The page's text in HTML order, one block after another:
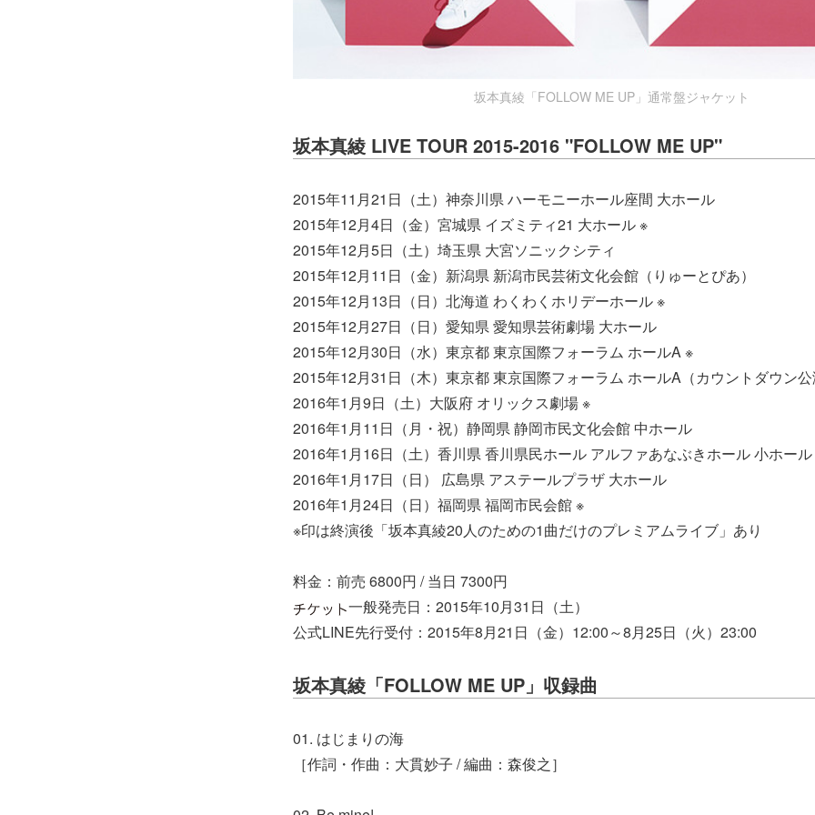
坂本真綾「FOLLOW ME UP」通常盤ジャケット
坂本真綾 LIVE TOUR 2015-2016 "FOLLOW ME UP"
2015年11月21日（土）神奈川県 ハーモニーホール座間 大ホール
2015年12月4日（金）宮城県 イズミティ21 大ホール ※
2015年12月5日（土）埼玉県 大宮ソニックシティ
2015年12月11日（金）新潟県 新潟市民芸術文化会館（りゅーとぴあ）
2015年12月13日（日）北海道 わくわくホリデーホール ※
2015年12月27日（日）愛知県 愛知県芸術劇場 大ホール
2015年12月30日（水）東京都 東京国際フォーラム ホールA ※
2015年12月31日（木）東京都 東京国際フォーラム ホールA（カウントダウン
2016年1月9日（土）大阪府 オリックス劇場 ※
2016年1月11日（月・祝）静岡県 静岡市民文化会館 中ホール
2016年1月16日（土）香川県 香川県民ホール アルファあなぶきホール 小ホール
2016年1月17日（日） 広島県 アステールプラザ 大ホール
2016年1月24日（日）福岡県 福岡市民会館 ※
※印は終演後「坂本真綾20人のための1曲だけのプレミアムライブ」あり
料金：前売 6800円 / 当日 7300円
一般発売日：2015年10月31日（土）
公式LINE先行受付：2015年8月21日（金）12:00～8月25日（火）23:00
坂本真綾「FOLLOW ME UP」収録曲
01. はじまりの海
［作詞・作曲：大貫妙子 / 編曲：森俊之］